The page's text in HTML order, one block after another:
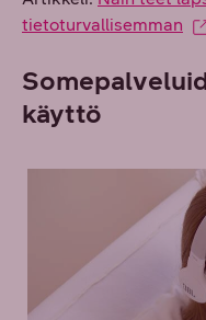
tietoturvallisemman
käyttö